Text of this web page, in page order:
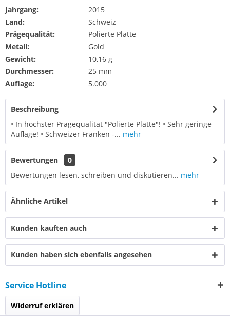
Jahrgang:
2015
Land:
Schweiz
Prägequalität:
Polierte Platte
Metall:
Gold
Gewicht:
10,16 g
Durchmesser:
25 mm
Auflage:
5.000
Beschreibung
• In höchster Prägequalität "Polierte Platte"! • Sehr geringe
Auflage! • Schweizer Franken -... mehr
Bewertungen
0
Bewertungen lesen, schreiben und diskutieren... mehr
Ähnliche Artikel
Kunden kauften auch
Kunden haben sich ebenfalls angesehen
Service Hotline
Widerruf erklären